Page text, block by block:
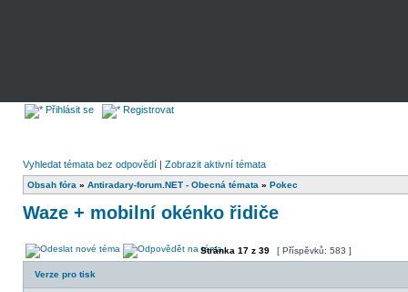
Přihlásit se Registrovat
Vyhledat témata bez odpovědí | Zobrazit aktivní témata
Obsah fóra » Antiradary-forum.NET - Obecná témata » Pokec
Waze + mobilní okénko řidiče
Stránka 17 z 39 [ Příspěvků: 583 ]
Verze pro tisk